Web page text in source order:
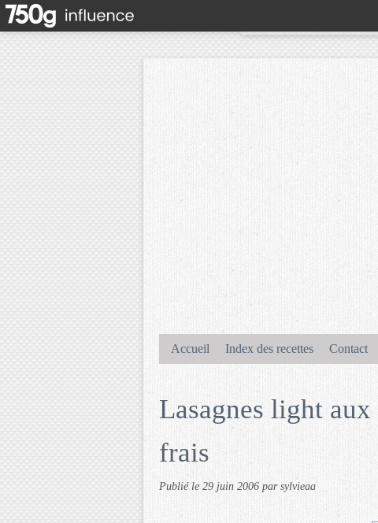
Accueil Index des recettes Contact
Lasagnes light
frais
Publié le 29 juin 2006 par sylvieaa